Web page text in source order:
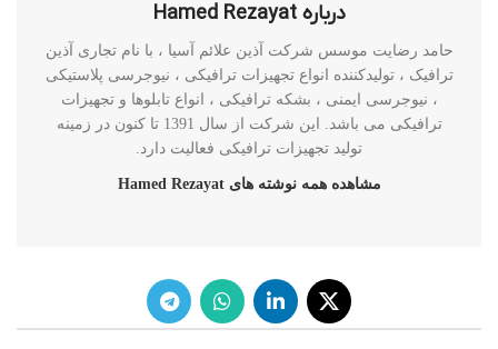
درباره Hamed Rezayat
حامد رضایت موسس شرکت آذین علائم آسیا ، با نام تجاری آذین
ترافیک ، تولیدکننده انواع تجهیزات ترافیکی ، نیوجرسی پلاستیکی
، نیوجرسی ایمنی ، بشکه ترافیکی ، انواع تابلوها و تجهیزات
ترافیکی می باشد. این شرکت از سال 1391 تا کنون در زمینه
تولید تجهیزات ترافیکی فعالیت دارد.
مشاهده همه نوشته های Hamed Rezayat